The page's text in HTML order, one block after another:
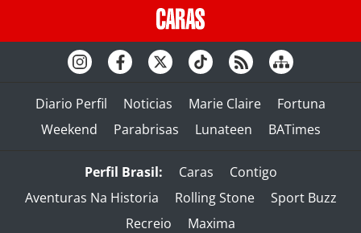
Diario Perfil Noticias Marie Claire
Fortuna
Weekend
Parabrisas Lunateen BATimes
Perfil Brasil: Caras
Contigo
Aventuras Na Historia
Rolling Stone
Sport Buzz
Recreio
Maxima